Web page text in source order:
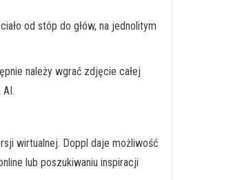
od stóp do głów, na jednolitym
należy wgrać zdjęcie całej
wirtualnej. Doppl daje możliwość
lub poszukiwaniu inspiracji